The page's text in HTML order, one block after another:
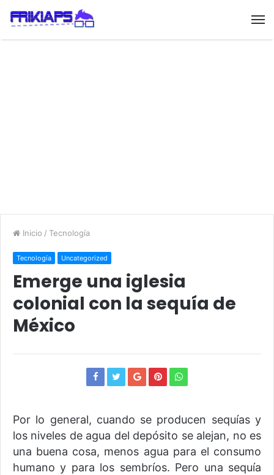
Inicio / Tecnología
Tecnología Uncategorized
Emerge una iglesia
colonial con la sequía de
México
Por lo general, cuando se producen sequías y
los niveles de agua del depósito se alejan, no es
una buena cosa, menos agua para el consumo
humano y para los sembríos. Pero una sequía